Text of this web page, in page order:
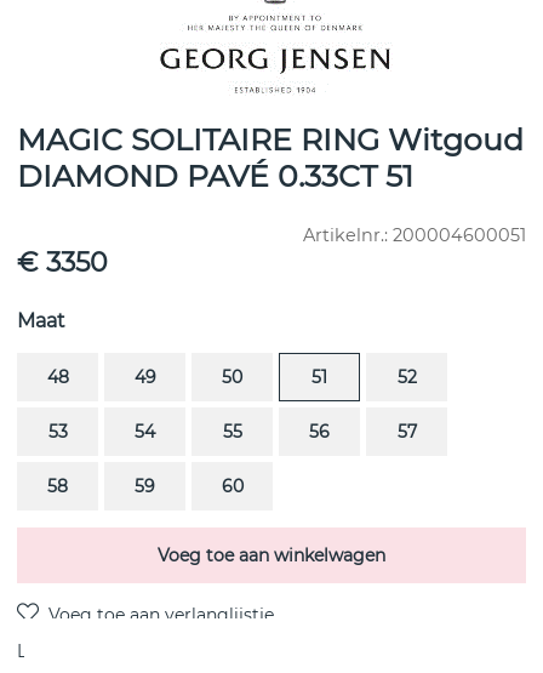
MAGIC SOLITAIRE RING Witgoud
DIAMOND PAVÉ 0.33CT 51
Artikelnr.: 200004600051
€ 3350
Maat
48 49 50 51 52
53 54 55 56 57
58 59 60
Voeg toe aan winkelwagen
Levering: